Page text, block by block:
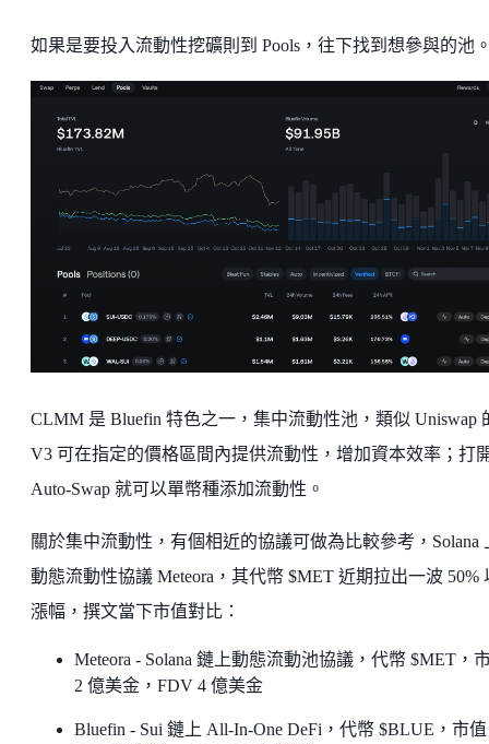
如果是要投入流動性挖礦則到 Pools，往下找到想參與的池
CLMM 是 Bluefin 特色之一，集中流動性池，類似 Uniswap
V3 可在指定的價格區間內提供流動性，增加資本效率；打
Auto-Swap 就可以單幣種添加流動性。
關於集中流動性，有個相近的協議可做為比較參考，Solana
動態流動性協議 Meteora，其代幣 $MET 近期拉出一波 50%
漲幅，撰文當下市值對比：
Meteora - Solana 鏈上動態流動池協議，代幣 $MET，
2 億美金，FDV 4 億美金
Bluefin - Sui 鏈上 All-In-One DeFi，代幣 $BLUE，市值